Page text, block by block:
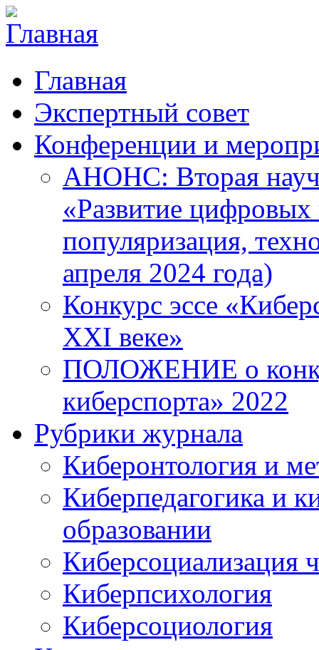
Главная
Экспертный совет
Конференции и
АНОНС: Вторая
«Развитие цифровых
популяризация,
апреля 2024 года)
Конкурс эссе
XXI веке»
ПОЛОЖЕНИЕ о
киберспорта» 2022
Рубрики журнала
Киберонтология и
Киберпедагогика и
образовании
Киберсоциализация
Киберпсихология
Киберсоциология